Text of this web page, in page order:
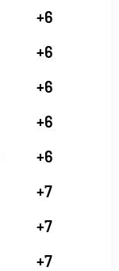
+6
+6
+6
+6
+6
+7
+7
+7